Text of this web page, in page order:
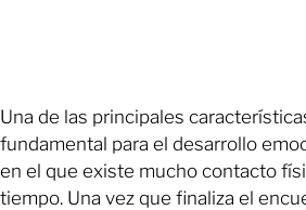
Una de las principales
fundamental para el desarrollo
en el que existe mucho contacto
tiempo. Una vez que finaliza el